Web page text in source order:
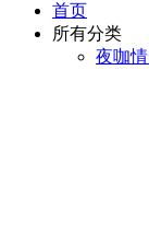
首页
所有分类
夜咖